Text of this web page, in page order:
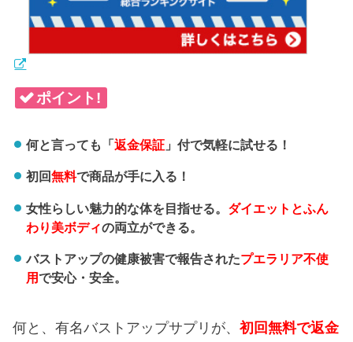
ポイント!
何と言っても「返金保証」付で気軽に試せる！
初回無料で商品が手に入る！
女性らしい魅力的な体を目指せる。 ダイエットとふん
わり美ボディの両立ができる。
バストアップの健康被害で報告されたプエラリア不使
用で安心・安全。
何と、有名バストアップサプリが、初回無料で返金